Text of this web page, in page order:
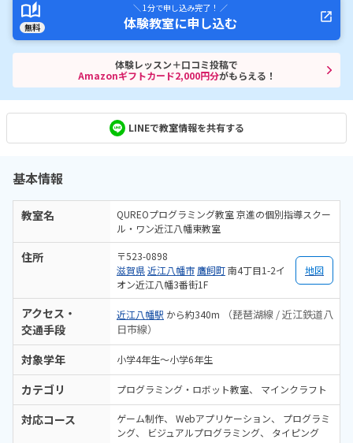
無料
＼ 1分で申し込み完了！ ／
体験教室に申し込む
体験レッスン＋口コミ投稿で
Amazonギフトカード2,000円分がもらえる！
LINEで教室情報を共有する
基本情報
教室名
QUREOプログラミング教室 京進の個別指導スクー
ル・ワン近江八幡東教室
住所
〒523-0898
滋賀県近江八幡市 鷹飼町南4丁目1-2イ
オン近江八幡3番街1F
地図
アクセス・
交通手段
近江八幡駅 から約340m
（琵琶湖線 / 近江鉄道八
日市線）
対象学年 小学4年生～小学6年生
カテゴリ プログラミング・ロボット教室 マインクラフト
対応コース ゲーム制作 Webアプリケーション
プログラミ
ング
ビジュアルプログラミング タイピング